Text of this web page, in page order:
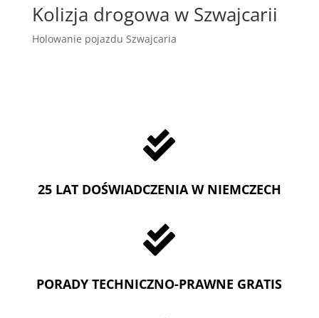
Kolizja drogowa w Szwajcarii
Holowanie pojazdu Szwajcaria

25 LAT DOŚWIADCZENIA W NIEMCZECH

PORADY TECHNICZNO-PRAWNE GRATIS